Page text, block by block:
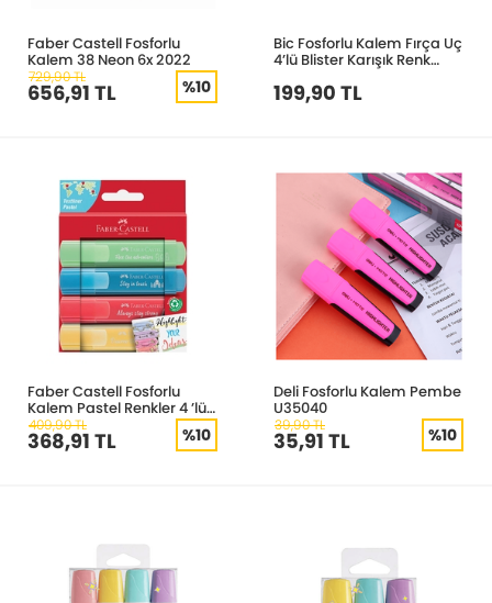
Faber Castell Fosforlu
Kalem 38 Neon 6x 2022
729,90 TL
656,91 TL %10
Bic Fosforlu Kalem Fırça Uç
4’lü Blister Karışık Renk
199,90 TL
Faber Castell Fosforlu
Kalem Pastel Renkler 4 ’lü
Paket 5030254625
409,90 TL
368,91 TL %10
Deli Fosforlu Kalem Pembe
U35040
39,90 TL
35,91 TL %10